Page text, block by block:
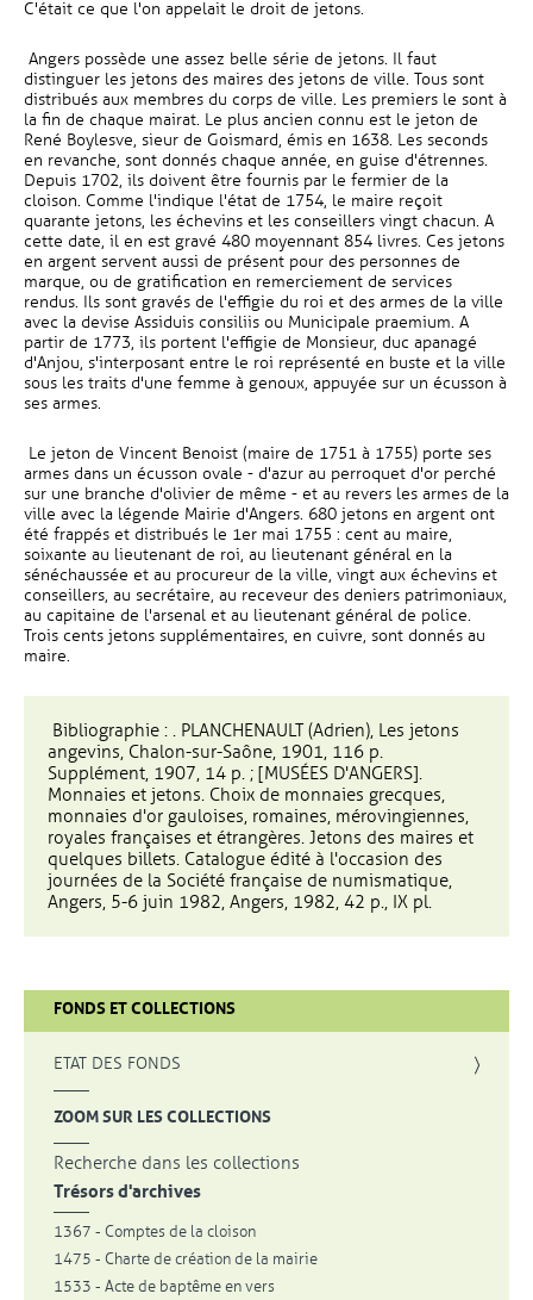
C'était ce que l'on appelait le droit de jetons.
Angers possède une assez belle série de jetons. Il faut
distinguer les jetons des maires des jetons de ville. Tous sont
distribués aux membres du corps de ville. Les premiers le sont à
la fin de chaque mairat. Le plus ancien connu est le jeton de
René Boylesve, sieur de Goismard, émis en 1638. Les seconds
en revanche, sont donnés chaque année, en guise d'étrennes.
Depuis 1702, ils doivent être fournis par le fermier de la
cloison. Comme l'indique l'état de 1754, le maire reçoit
quarante jetons, les échevins et les conseillers vingt chacun. A
cette date, il en est gravé 480 moyennant 854 livres. Ces jetons
en argent servent aussi de présent pour des personnes de
marque, ou de gratification en remerciement de services
rendus. Ils sont gravés de l'effigie du roi et des armes de la ville
avec la devise Assiduis consiliis ou Municipale praemium. A
partir de 1773, ils portent l'effigie de Monsieur, duc apanagé
d'Anjou, s'interposant entre le roi représenté en buste et la ville
sous les traits d'une femme à genoux, appuyée sur un écusson à
ses armes.
Le jeton de Vincent Benoist (maire de 1751 à 1755) porte ses
armes dans un écusson ovale - d'azur au perroquet d'or perché
sur une branche d'olivier de même - et au revers les armes de la
ville avec la légende Mairie d'Angers. 680 jetons en argent ont
été frappés et distribués le 1er mai 1755 : cent au maire,
soixante au lieutenant de roi, au lieutenant général en la
sénéchaussée et au procureur de la ville, vingt aux échevins et
conseillers, au secrétaire, au receveur des deniers patrimoniaux,
au capitaine de l'arsenal et au lieutenant général de police.
Trois cents jetons supplémentaires, en cuivre, sont donnés au
maire.
Bibliographie : . PLANCHENAULT (Adrien), Les jetons
angevins, Chalon-sur-Saône, 1901, 116 p.
Supplément, 1907, 14 p. ; [MUSÉES D'ANGERS].
Monnaies et jetons. Choix de monnaies grecques,
monnaies d'or gauloises, romaines, mérovingiennes,
royales françaises et étrangères. Jetons des maires et
quelques billets. Catalogue édité à l'occasion des
journées de la Société française de numismatique,
Angers, 5-6 juin 1982, Angers, 1982, 42 p., IX pl.
FONDS ET COLLECTIONS
ETAT DES FONDS
ZOOM SUR LES COLLECTIONS, OUVRE UNE NOUVELLE FENÊTRE
Recherche dans les collections
Trésors d'archives
1367 - Comptes de la cloison
1475 - Charte de création de la mairie
1533 - Acte de baptême en vers